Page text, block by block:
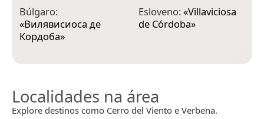
Búlgaro:
«Вилявисиоса де
Кордоба»
Esloveno:«Villaviciosa
de Córdoba»
Localidades na área
Explore destinos como Cerro del Viento e Verbena.